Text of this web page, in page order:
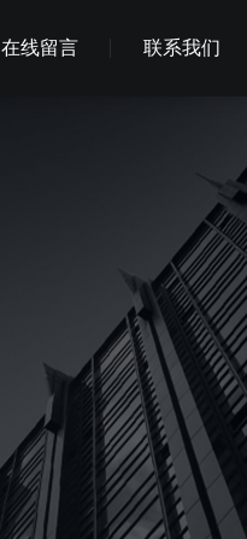
在线留言 联系我们